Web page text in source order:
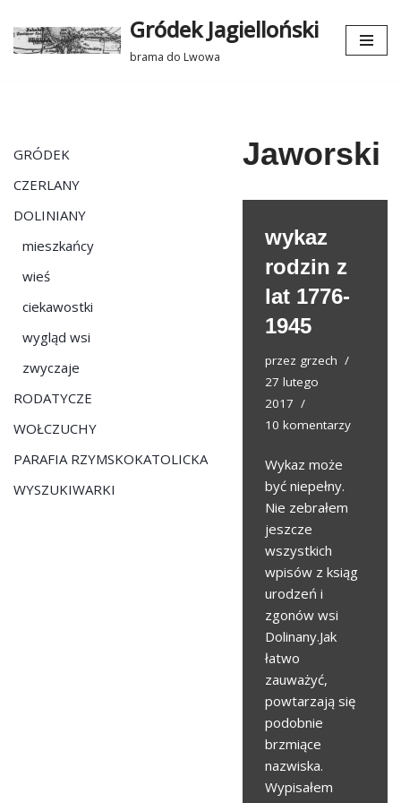
Przejdź
Gródek Jagielloński
brama do Lwowa
GRÓDEK
CZERLANY
DOLINIANY
mieszkańcy
wieś
ciekawostki
wygląd wsi
zwyczaje
RODATYCZE
WOŁCZUCHY
PARAFIA RZYMSKOKATOLICKA
WYSZUKIWARKI
Jaworski
wykaz
rodzin z
lat 1776-
1945
przez grzech
27 lutego
2017
10 komentarzy
Wykaz może
być niepełny.
Nie zebrałem
jeszcze
wszystkich
wpisów z ksiąg
urodzeń i
zgonów wsi
Dolinany.Jak
łatwo
zauważyć,
powtarzają się
podobnie
brzmiące
nazwiska.
Wypisałem